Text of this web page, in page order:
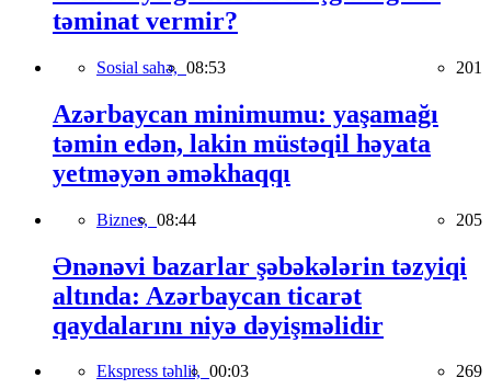
təminat vermir?
Sosial sahə, 08:53 201
Azərbaycan minimumu: yaşamağı
təmin edən, lakin müstəqil həyata
yetməyən əməkhaqqı
Biznes, 08:44 205
Ənənəvi bazarlar şəbəkələrin təzyiqi
altında: Azərbaycan ticarət
qaydalarını niyə dəyişməlidir
Ekspress təhlil, 00:03 269